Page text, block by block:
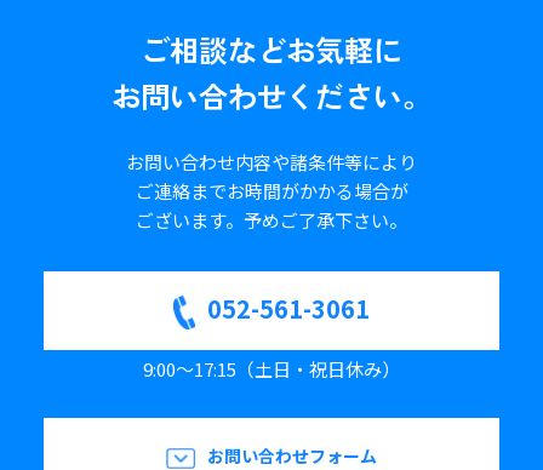
ご相談などお気軽に
お問い合わせください。
お問い合わせ内容や諸条件等により
ご連絡までお時間がかかる場合が
ございます。 予めご了承下さい。
052-561-3061
9:00～17:15（土日・祝日休み）
お問い合わせフォーム